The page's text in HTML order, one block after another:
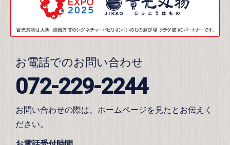
お電話でのお問い合わせ
072-229-2244
お問い合わせの際は、ホームページを見たとお伝えく
ださい。